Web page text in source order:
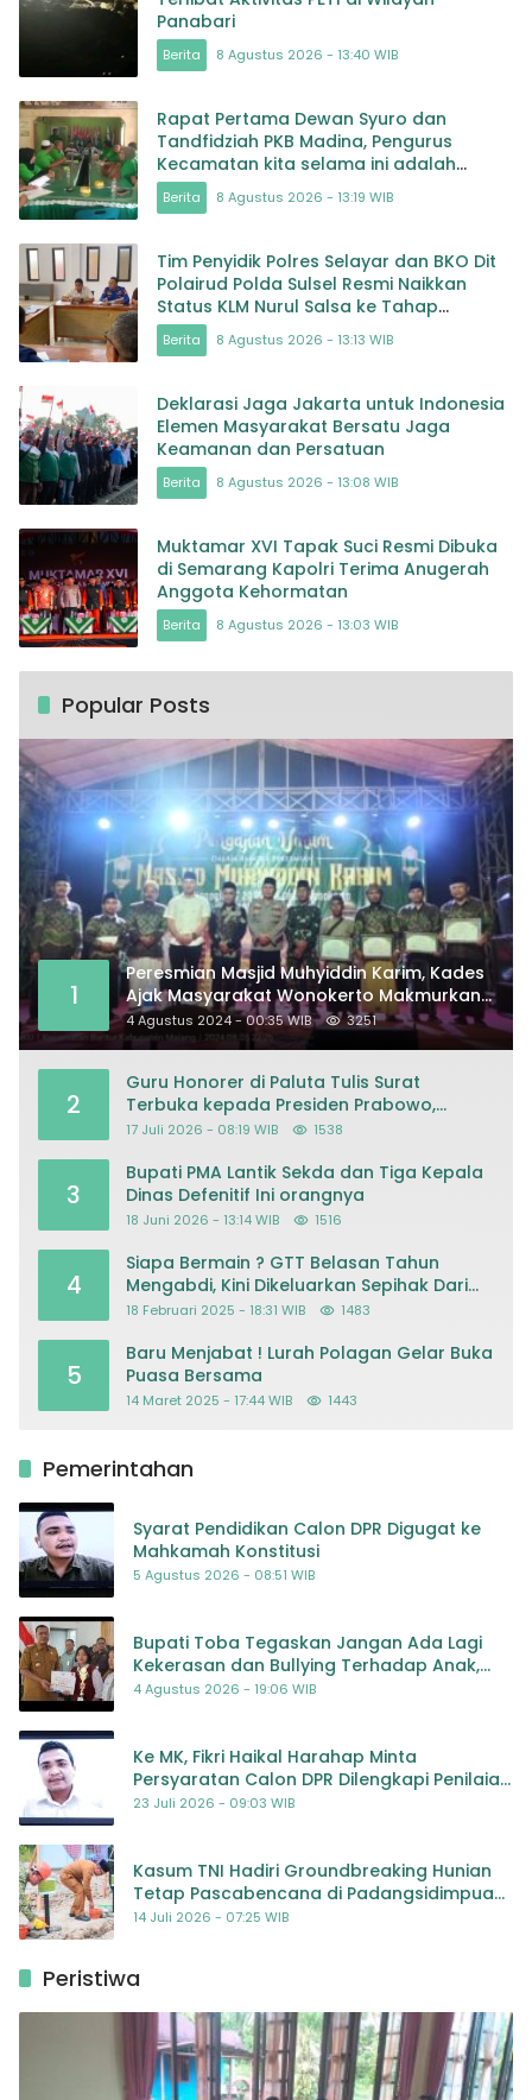
Panabari
Berita 8 Agustus 2026 - 13:40 WIB
Rapat Pertama Dewan Syuro dan
Tandfidziah PKB Madina, Pengurus
Kecamatan kita selama ini adalah
Tokoh
Berita 8 Agustus 2026 - 13:19 WIB
Tim Penyidik Polres Selayar dan BKO Dit
Polairud Polda Sulsel Resmi Naikkan
Status KLM Nurul Salsa ke Tahap
Penyidikan
Berita 8 Agustus 2026 - 13:13 WIB
Deklarasi Jaga Jakarta untuk Indonesia
Elemen Masyarakat Bersatu Jaga
Keamanan dan Persatuan
Berita 8 Agustus 2026 - 13:08 WIB
Muktamar XVI Tapak Suci Resmi Dibuka
di Semarang Kapolri Terima Anugerah
Anggota Kehormatan
Berita 8 Agustus 2026 - 13:03 WIB
Popular Posts
1
Peresmian Masjid Muhyiddin Karim, Kades
Ajak Masyarakat Wonokerto Makmurkan
Masjid
4 Agustus 2024 - 00:35 WIB 3251
2
Guru Honorer di Paluta Tulis Surat
Terbuka kepada Presiden Prabowo,
Mohon Keadilan atas Dugaan
17 Juli 2026 - 08:19 WIB 1538
3
Bupati PMA Lantik Sekda dan Tiga Kepala
Dinas Defenitif Ini orangnya
18 Juni 2026 - 13:14 WIB 1516
4
Siapa Bermain ? GTT Belasan Tahun
Mengabdi, Kini Dikeluarkan Sepihak Dari
Dapodik
18 Februari 2025 - 18:31 WIB 1483
5
Baru Menjabat ! Lurah Polagan Gelar Buka
Puasa Bersama
14 Maret 2025 - 17:44 WIB 1443
Pemerintahan
Syarat Pendidikan Calon DPR Digugat ke
Mahkamah Konstitusi
5 Agustus 2026 - 08:51 WIB
Bupati Toba Tegaskan Jangan Ada Lagi
Kekerasan dan Bullying Terhadap Anak,
Dorong Kolaborasi Seluruh Pihak
4 Agustus 2026 - 19:06 WIB
Ke MK, Fikri Haikal Harahap Minta
Persyaratan Calon DPR Dilengkapi Penilaian
Kompetensi
23 Juli 2026 - 09:03 WIB
Kasum TNI Hadiri Groundbreaking Hunian
Tetap Pascabencana di Padangsidimpuan,
Harapan Baru bagi Penyintas
14 Juli 2026 - 07:25 WIB
Peristiwa